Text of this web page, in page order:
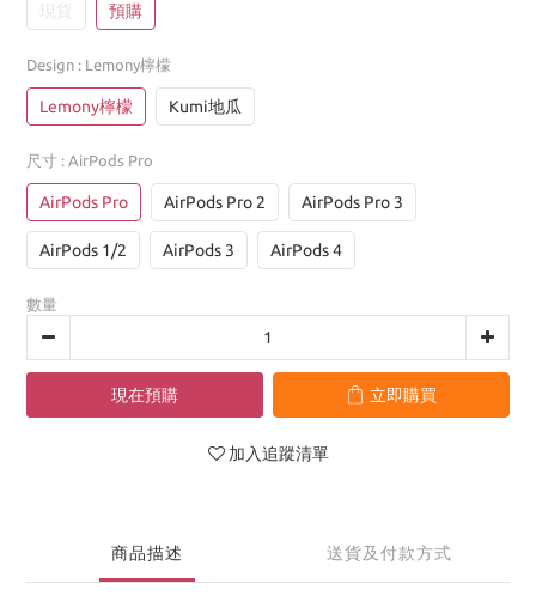
現貨 預購
Design : Lemony檸檬
Lemony檸檬 Kumi地瓜
尺寸 : AirPods Pro
AirPods Pro AirPods Pro 2 AirPods Pro 3
AirPods 1/2 AirPods 3 AirPods 4
數量
現在預購 立即購買
加入追蹤清單
商品描述 送貨及付款方式